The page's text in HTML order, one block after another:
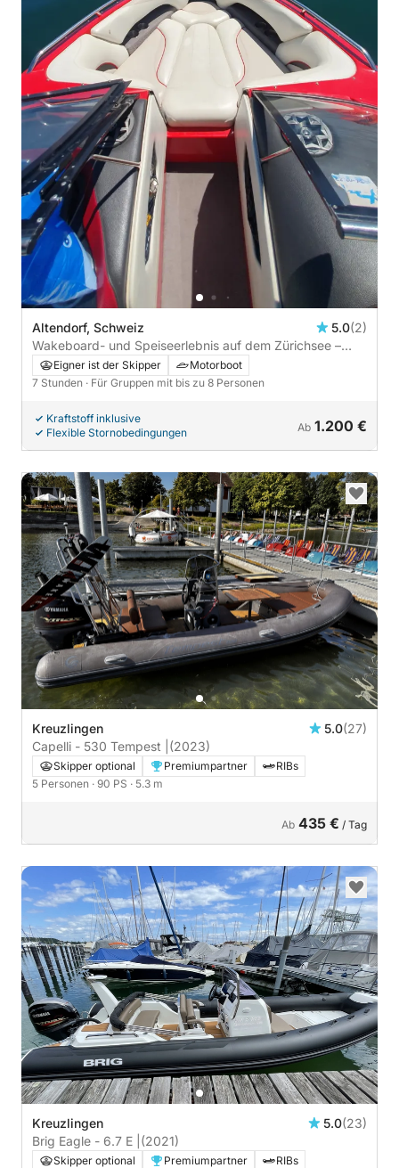
Altendorf, Schweiz 5.0(2)
Wakeboard- und Speiseerlebnis auf dem Zürichsee –
Ganztägig mit optionalem Restaurantstopp
Eigner ist der Skipper
Motorboot
7 Stunden · Für Gruppen mit bis zu 8 Personen
Kraftstoff inklusive
Flexible Stornobedingungen
Ab 1.200 €
Kreuzlingen 5.0(27)
Capelli - 530 Tempest | (2023)
Skipper optional Premiumpartner
RIBs
5 Personen · 90 PS · 5.3 m
Ab 435 € / Tag
Kreuzlingen 5.0(23)
Brig Eagle - 6.7 E | (2021)
Skipper optional Premiumpartner
RIBs